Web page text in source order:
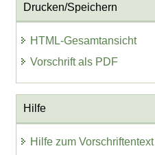
Drucken/Speichern
HTML-Gesamtansicht
Vorschrift als PDF
Hilfe
Hilfe zum Vorschriftentext